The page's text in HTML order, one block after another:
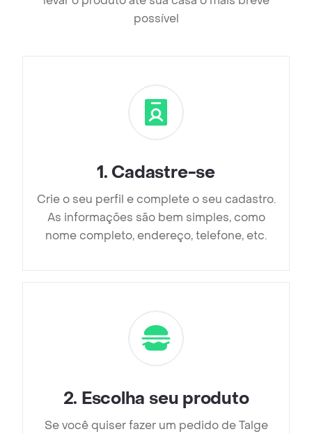
possível
1. Cadastre-se
Crie o seu perfil e complete o seu cadastro.
As informações são bem simples, como
nome completo, endereço, telefone, etc.
2. Escolha seu produto
Se você quiser fazer um pedido de Talge